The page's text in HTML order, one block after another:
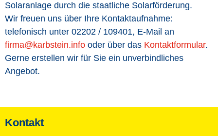
Solaranlage durch die staatliche Solarförderung.
Wir freuen uns über Ihre Kontaktaufnahme:
telefonisch unter 02202 / 109401, E-Mail an
firma@karbstein.info oder über das Kontaktformular.
Gerne erstellen wir für Sie ein unverbindliches
Angebot.
Kontakt